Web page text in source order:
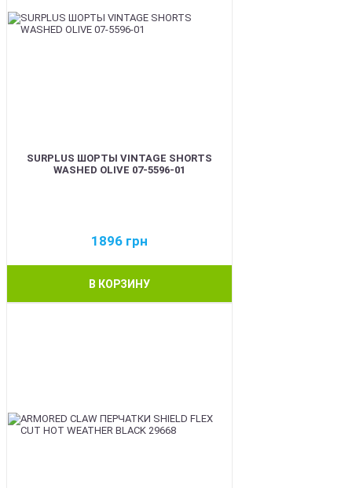
SURPLUS ШОРТЫ VINTAGE SHORTS
WASHED OLIVE 07-5596-01
1896 грн
В КОРЗИНУ